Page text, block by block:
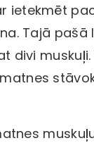
ietekmēt
Tajā
divi